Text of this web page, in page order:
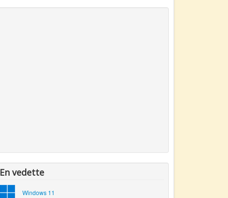
En vedette
Windows 11